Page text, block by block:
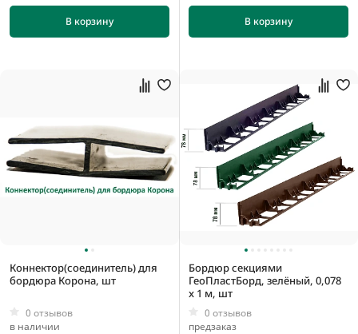
В корзину В корзину
Коннектор(соединитель) для
бордюра Корона, шт
0 отзывов
в наличии
Бордюр секциями
ГеоПластБорд, зелёный, 0,078
x 1 м, шт
0 отзывов
предзаказ